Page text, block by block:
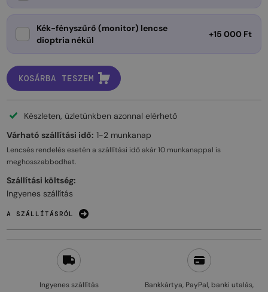
Ingyenes szállítás
Bankkártya, PayPal, banki utalás,
Kék-fényszűrő (monitor) lencse
dioptria nékül
+15 000 Ft
KOSÁRBA TESZEM
Készleten, üzletünkben azonnal elérhető
Várható szállítási idő: 1-2 munkanap
Lencsés rendelés esetén a szállítási idő akár10 munkanappal is
meghosszabbodhat.
Szállítási költség:
Ingyenes szállítás
A SZÁLLÍTÁSRÓL